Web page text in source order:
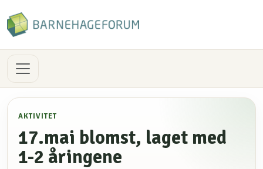
AKTIVITET
17.mai blomst, laget med
1-2 åringene